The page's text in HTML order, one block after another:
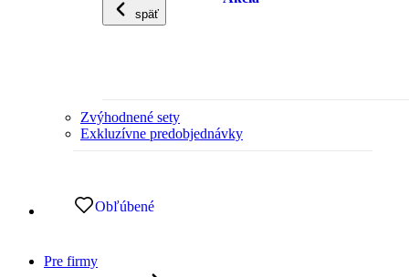
späť
Zvýhodnené sety
Exkluzívne predobjednávky
Obľúbené
Pre firmy